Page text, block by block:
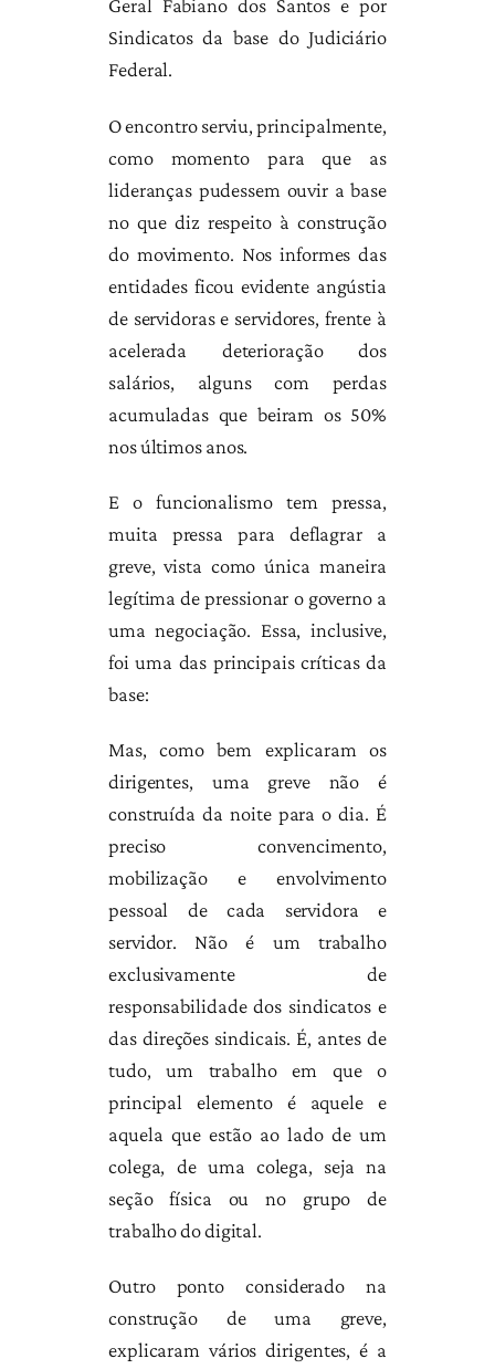
Geral Fabiano dos Santos e por
Sindicatos da base do Judiciário
Federal.
O encontro serviu, principalmente,
como momento para que as
lideranças pudessem ouvir a base
no que diz respeito à construção
do movimento. Nos informes das
entidades ficou evidente angústia
de servidoras e servidores, frente à
acelerada deterioração dos
salários, alguns com perdas
acumuladas que beiram os 50%
nos últimos anos.
E o funcionalismo tem pressa,
muita pressa para deflagrar a
greve, vista como única maneira
legítima de pressionar o governo a
uma negociação. Essa, inclusive,
foi uma das principais críticas da
base:
Mas, como bem explicaram os
dirigentes, uma greve não é
construída da noite para o dia. É
preciso convencimento,
mobilização e envolvimento
pessoal de cada servidora e
servidor. Não é um trabalho
exclusivamente de
responsabilidade dos sindicatos e
das direções sindicais. É, antes de
tudo, um trabalho em que o
principal elemento é aquele e
aquela que estão ao lado de um
colega, de uma colega, seja na
seção física ou no grupo de
trabalho do digital.
Outro ponto considerado na
construção de uma greve,
explicaram vários dirigentes, é a